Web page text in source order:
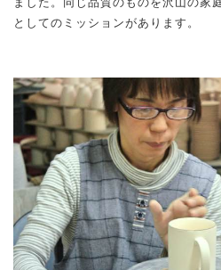
としてのミッションがあります。